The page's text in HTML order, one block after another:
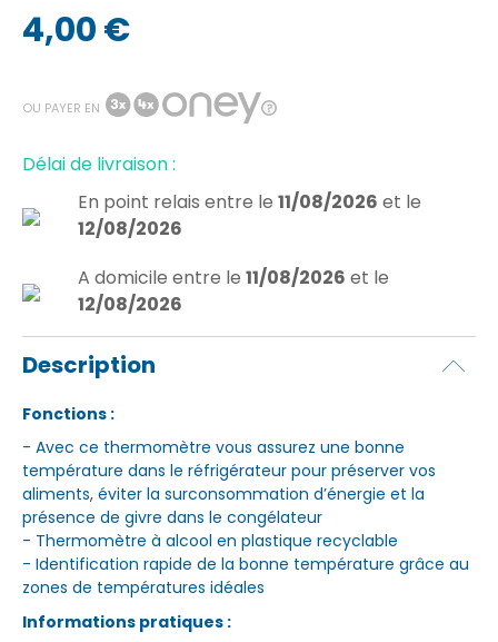
4,00 €
OU PAYER EN
Délai de livraison :
En point relais entre le 11/08/2026 et le
12/08/2026
A domicile entre le 11/08/2026 et le
12/08/2026
Description
Fonctions :
- Avec ce thermomètre vous assurez une bonne
température dans le réfrigérateur pour préserver vos
aliments, éviter la surconsommation d’énergie et la
présence de givre dans le congélateur
- Thermomètre à alcool en plastique recyclable
- Identification rapide de la bonne température grâce au
zones de températures idéales
Informations pratiques :